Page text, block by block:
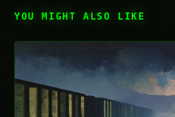
YOU MIGHT ALSO LIKE